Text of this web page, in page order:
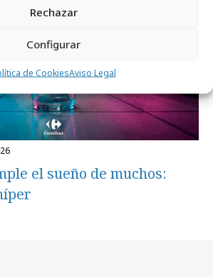
Rechazar
Configurar
de CookiesAviso Legal
el sueño de muchos: